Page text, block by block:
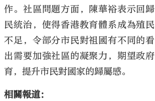
作。社區問題方面，陳華裕表示回
民統治，使得香港教育體系成為殖
不足，令部分市民對祖國有不同的
出需要加強社區的凝聚力，期望政
育，提升市民對國家的歸屬感。
相關報道：